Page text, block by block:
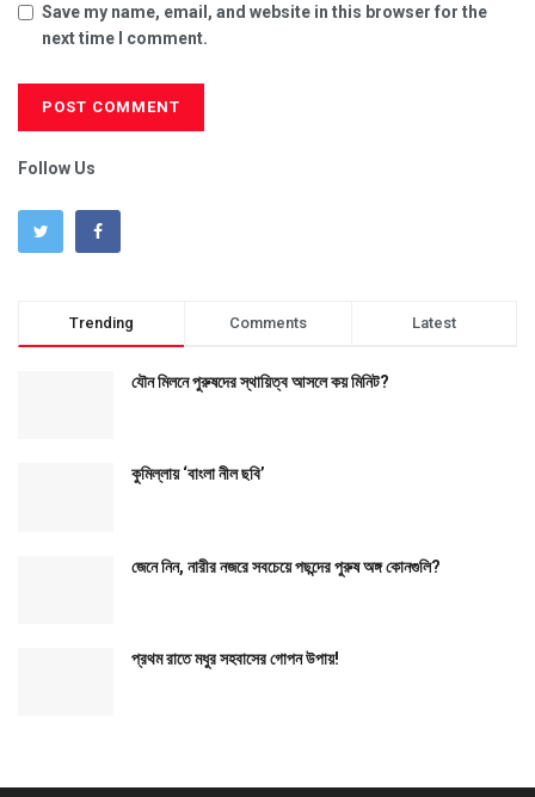
Save my name, email, and website in this browser for the
next time I comment.
Follow Us
Trending Comments Latest
যৌন মিলনে পুরুষদের স্থায়িত্ব আসলে কয় মিনিট?
কুমিল্লায় ‘বাংলা নীল ছবি’
জেনে নিন, নারীর নজরে সবচেয়ে পছন্দের পুরুষ অঙ্গ কোনগুলি?
প্রথম রাতে মধুর সহবাসের গোপন উপায়!